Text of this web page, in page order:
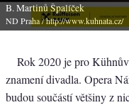
B. Martinů Špalíček
ND Praha/ http://www.kuhnata.cz/
Rok 2020 je pro
znamení divadla. Opera
budou součástí většiny z